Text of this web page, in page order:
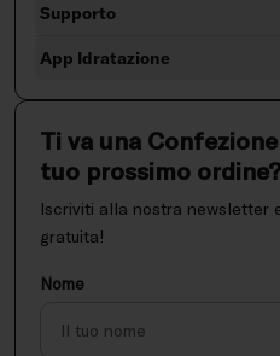
Supporto
App Idratazione
Ti va una
tuo prossimo ordine?
Iscriviti alla nostra newsletter
gratuita!
Nome